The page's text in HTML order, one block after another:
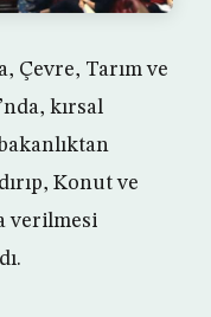
Çevre, Tarım ve
kırsal
Konut ve
verilmesi